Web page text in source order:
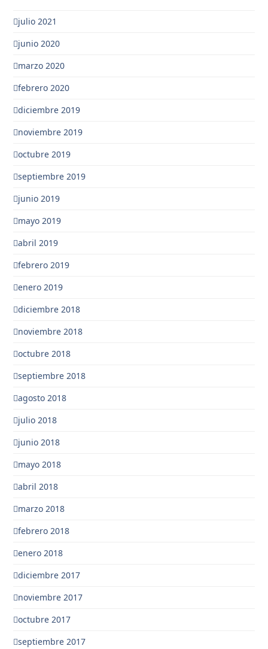
julio 2021
junio 2020
marzo 2020
febrero 2020
diciembre 2019
noviembre 2019
octubre 2019
septiembre 2019
junio 2019
mayo 2019
abril 2019
febrero 2019
enero 2019
diciembre 2018
noviembre 2018
octubre 2018
septiembre 2018
agosto 2018
julio 2018
junio 2018
mayo 2018
abril 2018
marzo 2018
febrero 2018
enero 2018
diciembre 2017
noviembre 2017
octubre 2017
septiembre 2017